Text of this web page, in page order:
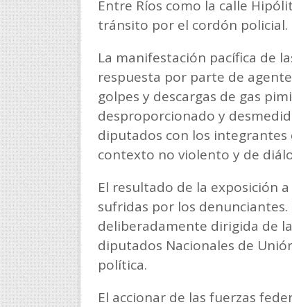
Entre Ríos como la calle
tránsito por el cordón policial.
La manifestación pacífica de
respuesta por parte de
golpes y descargas de gas
desproporcionado y
diputados con los integrantes
contexto no violento y de
El resultado de la exposición
sufridas por los
deliberadamente dirigida de
diputados Nacionales de
política.
El accionar de las fuerzas